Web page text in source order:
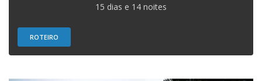
15 dias e 14 noites
ROTEIRO